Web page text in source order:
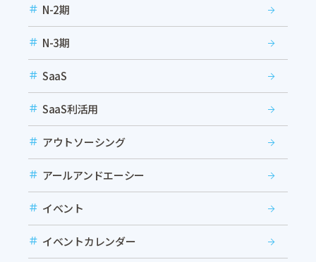
N-2期
N-3期
SaaS
SaaS利活用
アウトソーシング
アールアンドエーシー
イベント
イベントカレンダー